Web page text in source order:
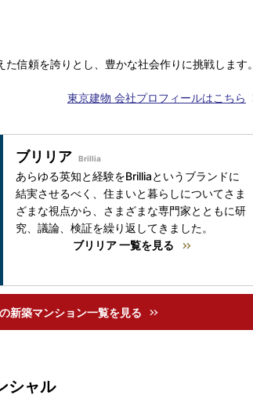
信頼を誇りとし、豊かな社会作りに挑戦します。
東京建物 会社プロフィールはこちら
ブリリア
あらゆる英知と経験をBrilliaというブランドに
結実させるべく、住まいと暮らしについてさま
ざまな視点から、さまざまな専門家とともに研
究、議論、検証を繰り返してきました。
ブリリア 一覧を見る
新築マンション一覧を見る
シャル